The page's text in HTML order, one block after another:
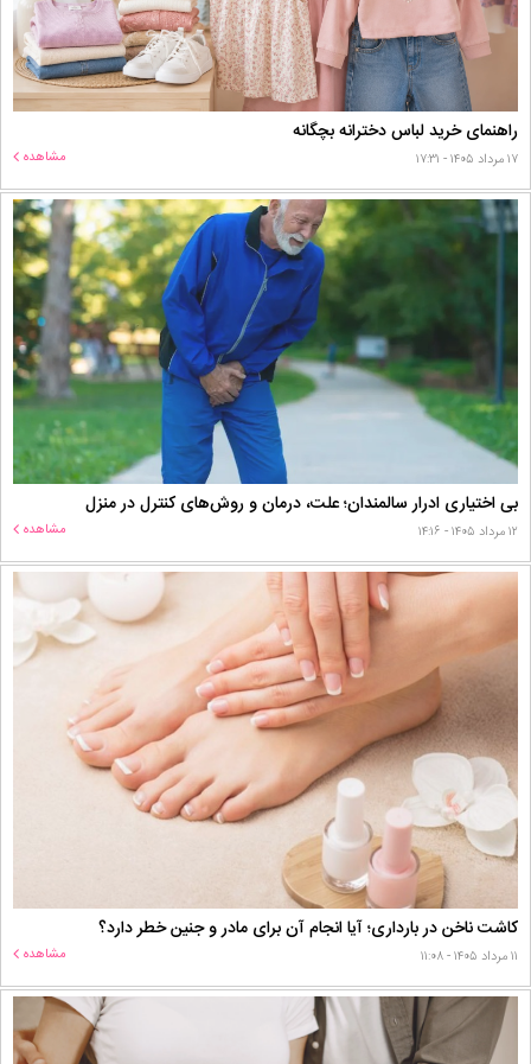
راهنمای خرید لباس دخترانه بچگانه
۱۷ مرداد ۱۴۰۵ - ۱۷:۳۱ مشاهده
بی اختیاری ادرار سالمندان؛ علت، درمان و روش‌های کنترل در منزل
۱۲ مرداد ۱۴۰۵ - ۱۴:۱۶ مشاهده
کاشت ناخن در بارداری؛ آیا انجام آن برای مادر و جنین خطر دارد؟
۱۱ مرداد ۱۴۰۵ - ۱۱:۰۸ مشاهده